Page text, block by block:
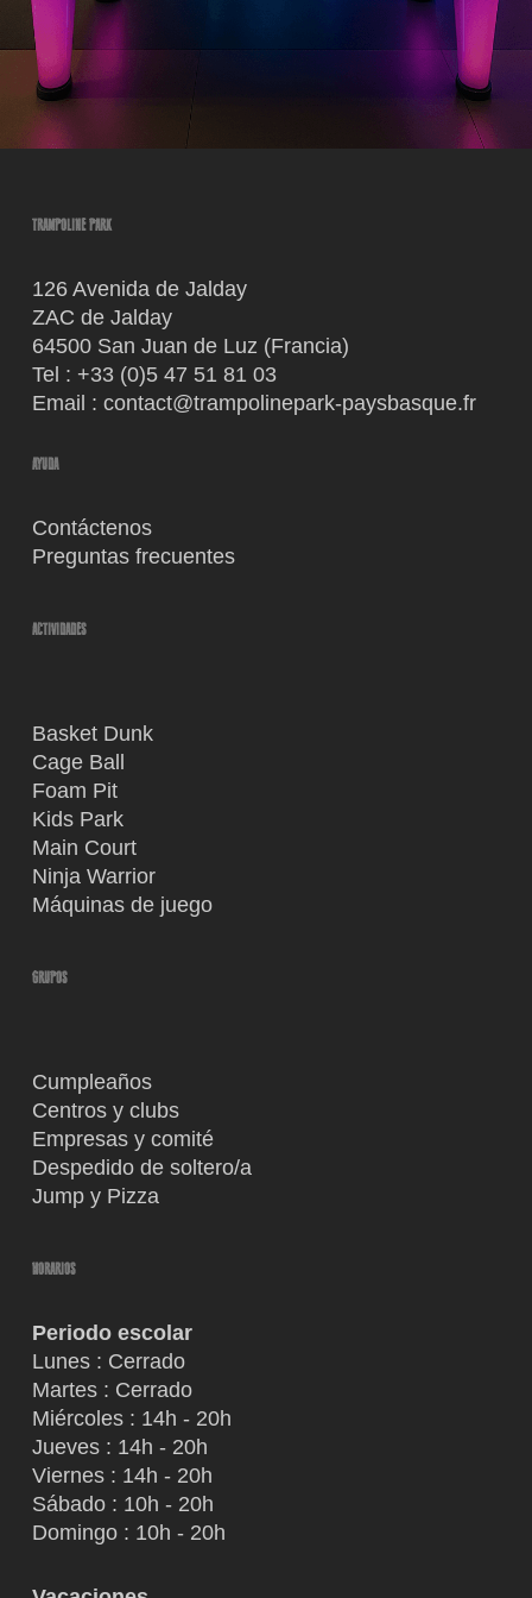
TRAMPOLINE PARK
126 Avenida de Jalday
ZAC de Jalday
64500 San Juan de Luz (Francia)
Tel : +33 (0)5 47 51 81 03
Email : contact@trampolinepark-paysbasque.fr
AYUDA
Contáctenos
Preguntas frecuentes
ACTIVIDADES
Basket Dunk
Cage Ball
Foam Pit
Kids Park
Main Court
Ninja Warrior
Máquinas de juego
GRUPOS
Cumpleaños
Centros y clubs
Empresas y comité
Despedido de soltero/a
Jump y Pizza
HORARIOS
Periodo escolar
Lunes : Cerrado
Martes : Cerrado
Miércoles : 14h - 20h
Jueves : 14h - 20h
Viernes : 14h - 20h
Sábado : 10h - 20h
Domingo : 10h - 20h